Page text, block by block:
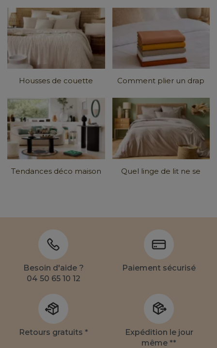
Housses de couette
couleurs et
Comment plier un drap
conseils en images
Tendances déco maison
Quel linge de lit ne se
Besoin d'aide ?
04 50 65 10 12
Paiement sécurisé
Retours gratuits *
Expédition le jour
même **